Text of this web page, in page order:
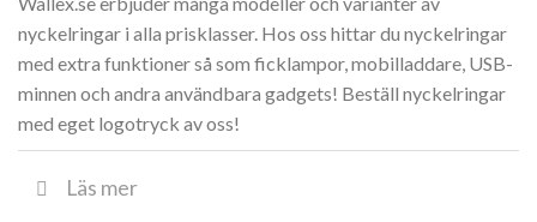
nyckelringar i alla prisklasser. Hos oss hittar du nyckelringar
med extra funktioner så som ficklampor, mobilladdare, USB-
minnen och andra användbara gadgets! Beställ nyckelringar
med eget logotryck av oss!
Läs mer